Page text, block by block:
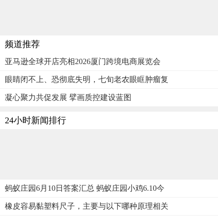
频道推荐
亚马逊全球开店亮相2026厦门跨境电商展览会
眼睛闭不上、恐彻底失明，七旬老农眼眶肿瘤复
凝心聚力共促发展 擘画质控建设蓝图
24小时新闻排行
蚂蚁庄园6月10日答案汇总 蚂蚁庄园小鸡6.10今
橡皮容易黏塑料尺子，主要与以下哪种原理相关